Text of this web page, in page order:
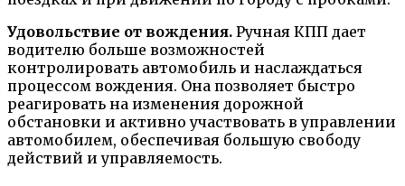
Удовольствие от вождения. Ручная КПП дает
водителю больше возможностей
контролировать автомобиль и наслаждаться
процессом вождения. Она позволяет быстро
реагировать на изменения дорожной
обстановки и активно участвовать в управлении
автомобилем, обеспечивая большую свободу
действий и управляемость.